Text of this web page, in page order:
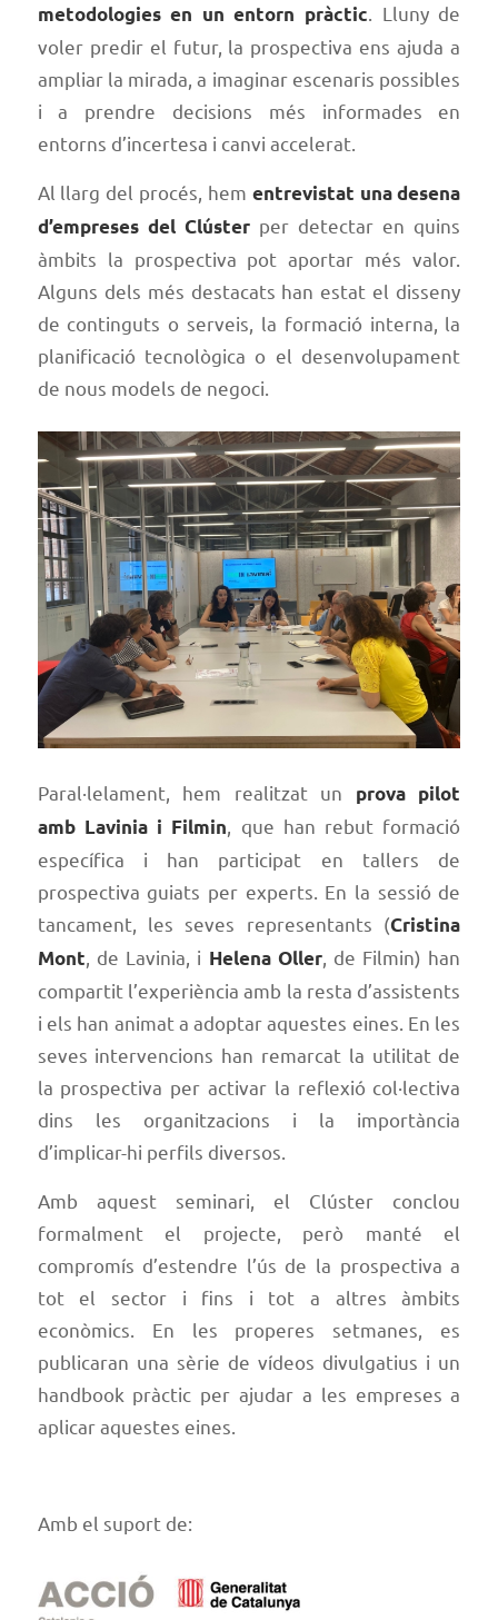
metodologies en un entorn pràctic. Lluny de
voler predir el futur, la prospectiva ens ajuda a
ampliar la mirada, a imaginar escenaris possibles
i a prendre decisions més informades en
entorns d’incertesa i canvi accelerat.
Al llarg del procés, hem entrevistat una desena
d’empreses del Clústerper detectar en quins
àmbits la prospectiva pot aportar més valor.
Alguns dels més destacats han estat el disseny
de continguts o serveis, la formació interna, la
planificació tecnològica o el desenvolupament
de nous models de negoci.
Paral·lelament, hem realitzat un prova pilot
amb Lavinia i Filmin , que han rebut formació
específica i han participat en tallers de
prospectiva guiats per experts. En la sessió de
tancament, les seves representants (Cristina
Mont , de Lavinia, i Helena Oller, de Filmin) han
compartit l’experiència amb la resta d’assistents
i els han animat a adoptar aquestes eines. En les
seves intervencions han remarcat la utilitat de
la prospectiva per activar la reflexió col·lectiva
dins les organitzacions i la importància
d’implicar-hi perfils diversos.
Amb aquest seminari, el Clúster conclou
formalment el projecte, però manté el
compromís d’estendre l’ús de la prospectiva a
tot el sector i fins i tot a altres àmbits
econòmics. En les properes setmanes, es
publicaran una sèrie de vídeos divulgatius i un
handbook pràctic per ajudar a les empreses a
aplicar aquestes eines.
Amb el suport de: